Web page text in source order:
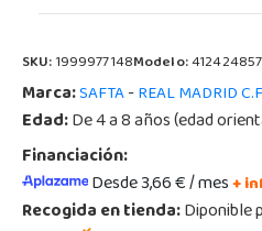
SKU:1999977148Modelo:412424857
Marca:SAFTA-REAL MADRID C.F
Edad:De 4 a 8 años (edad
Financiación:
Desde 3,66 € / mes+
Recogida en tienda:Diponible